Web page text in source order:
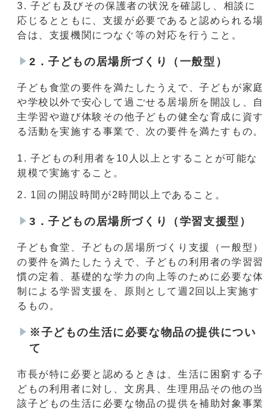
子ども及びその保護者の状況を確認し、相談に
応じるとともに、支援が必要であると認められる場
合は、支援機関につなぐ等の対応を行うこと。
2．子どもの居場所づくり（一般型）
子ども食堂の要件を満たしたうえで、子どもが家庭
や学校以外で安心して過ごせる居場所を開設し、自
主学習や遊び体験その他子どもの健全な育成に資す
る活動を実施する事業で、次の要件を満たすもの。
子どもの利用者を10人以上とすることが可能な
規模で実施すること。
1回の開設時間が2時間以上であること。
3．子どもの居場所づくり（学習支援型）
子ども食堂、子どもの居場所づくり支援（一般型）
の要件を満たしたうえで、子どもの利用者の学習習
慣の定着、基礎的な学力の向上等のために必要な体
制による学習支援を、原則として週2回以上実施す
るもの。
※子どもの生活に必要な物品の提供につい
て
市長が特に必要と認めるときは、生活に困窮する子
どもの利用者に対し、文房具、生理用品その他の当
該子どもの生活に必要な物品の提供を補助対象事業